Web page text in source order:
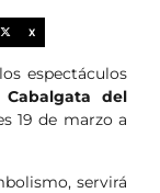
X
espectáculos
Cabalgata del
19 de marzo a
servirá